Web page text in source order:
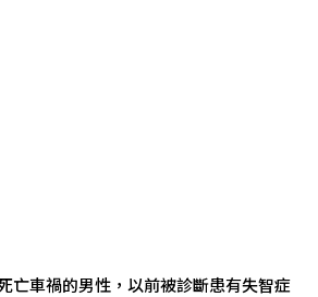
亡車禍的男性，以前被診斷患有失智症